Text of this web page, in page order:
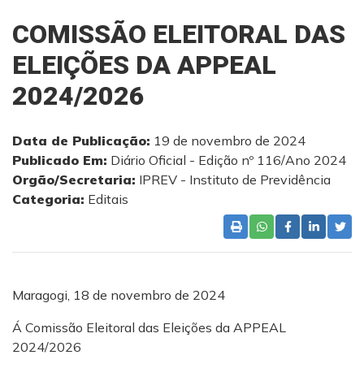
COMISSÃO ELEITORAL DAS
ELEIÇÕES DA APPEAL
2024/2026
Data de Publicação: 19 de novembro de 2024
Publicado Em: Diário Oficial - Edição nº 116/Ano 2024
Orgão/Secretaria: IPREV - Instituto de Previdência
Categoria: Editais
Maragogi, 18 de novembro de 2024
Á Comissão Eleitoral das Eleições da APPEAL
2024/2026